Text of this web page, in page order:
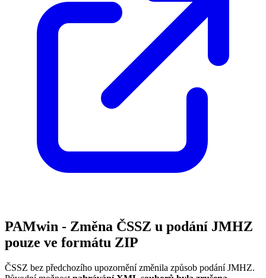
PAMwin - Změna ČSSZ u podání JMHZ
pouze ve formátu ZIP
ČSSZ bez předchozího upozornění změnila způsob podání JMHZ.